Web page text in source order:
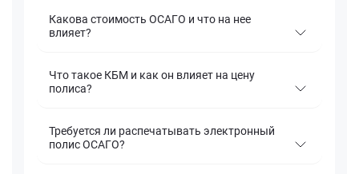
Какова стоимость ОСАГО и что на нее
влияет?
Что такое КБМ и как он влияет на цену
полиса?
Требуется ли распечатывать электронный
полис ОСАГО?